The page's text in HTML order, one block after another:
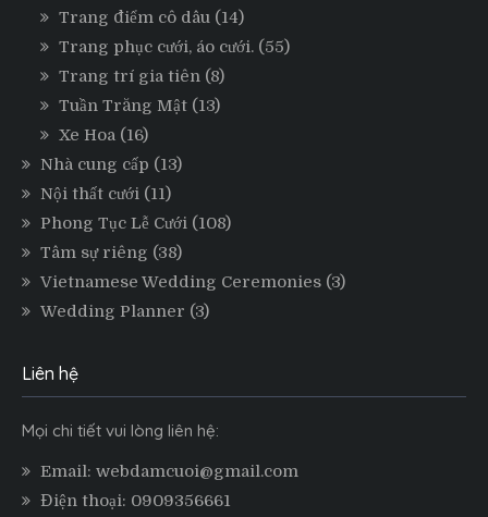
Trang điểm cô dâu (14)
Trang phục cưới, áo cưới. (55)
Trang trí gia tiên (8)
Tuần Trăng Mật (13)
Xe Hoa (16)
Nhà cung cấp (13)
Nội thất cưới (11)
Phong Tục Lễ Cưới (108)
Tâm sự riêng (38)
Vietnamese Wedding Ceremonies (3)
Wedding Planner (3)
Liên hệ
Mọi chi tiết vui lòng liên hệ:
Email: webdamcuoi@gmail.com
Điện thoại: 0909356661